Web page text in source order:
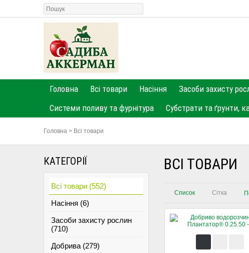
Головна Всі товари Насіння Засоби захисту
Системи поливу та фурнітура
Субстрати та ґрунти,
Головна > Всі товари
КАТЕГОРІЇ
Всі товари (552)
Насіння (6)
Засоби захисту рослин
(710)
Добрива (279)
ВСІ ТОВАРИ
Список Сітка